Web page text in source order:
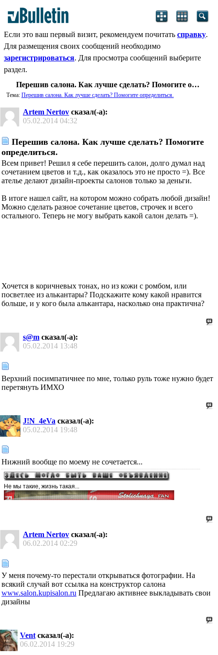
Если это ваш первый визит, рекомендуем почитать справку.
Для размещения своих сообщений необходимо
зарегистрироваться. Для просмотра сообщений выберите
раздел.
Перешив салона. Как лучше сделать? Помогите определиться.
Тема: Перешив салона. Как лучше сделать? Помогите определиться.
Artem Nertov сказал(-а):
05.02.2014 04:32
Перешив салона. Как лучше сделать? Помогите
определиться.
Всем привет! Решил я себе перешить салон, долго думал над
сочетанием цветов и т.д., как оказалось это не просто =). Все
ателье делают дизайн-проекты салонов только за деньги.
В итоге нашел сайт, на котором можно собрать любой дизайн!
Можно сделать разное сочетание цветов, строчек и всего
остального. Теперь не могу выбрать какой салон делать =).
Хочется в коричневых тонах, но из кожи с ромбом, или
посветлее из алькантары? Подскажите кому какой нравится
больше, и у кого была алькантара, насколько она практична?
s@m сказал(-а):
05.02.2014 13:48
Верхний посимпатичнее по мне, только руль тоже нужно будет
перетянуть ИМХО
J!N_4eVa сказал(-а):
05.02.2014 19:48
Нижний вообще по моему не сочетается...
Не мы такие, жизнь такая...
Artem Nertov сказал(-а):
06.02.2014 02:29
У меня почему-то перестали открываться фотографии. На
всякий случай вот ссылка на конструктор салона
www.salon.kupisalon.ru Предлагаю активнее выкладывать свои
дизайны
Ventсказал(-а):
06.02.2014 19:29